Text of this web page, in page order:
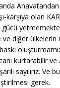
karşıya olan
diğer ülkelerin
kurtarabilir ve
sayılırız. Ve
gerek.